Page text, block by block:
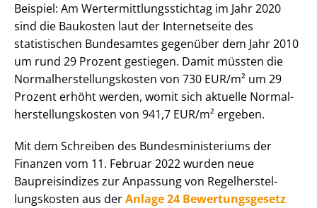
Beispiel: Am Wert­ermitt­lungs­stich­tag im Jahr 2020
sind die Baukosten laut der Internetseite des
statistischen Bundesamtes gegenüber dem Jahr 2010
um rund 29 Prozent gestiegen. Damit müssten die
Nor­mal­her­stel­lungs­kos­ten von 730 EUR/m² um 29
Prozent erhöht werden, womit sich aktuelle Nor­mal­
her­stel­lungs­kos­ten von 941,7 EUR/m² ergeben.
Mit dem Schreiben des Bun­des­mi­nis­te­ri­ums der
Finanzen vom 11. Februar 2022 wurden neue
Baupreisindizes zur Anpassung von Re­gel­her­stel­
lungs­kos­ten aus derAnlage 24 Be­wer­tungs­ge­setz